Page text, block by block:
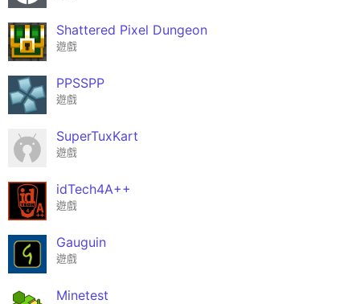
Shattered Pixel Dungeon
遊戲
PPSSPP
遊戲
SuperTuxKart
遊戲
idTech4A++
遊戲
Gauguin
遊戲
Minetest